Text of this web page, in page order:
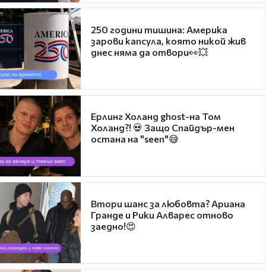
250 години тишина: Америка
зарови капсула, която никой жив
днес няма да отвори👀💥
Ерлинг Холанд ghost-на Том
Холанд?! 💀 Защо Спайдър-мен
остана на "seen"😅
Втори шанс за любовта? Ариана
Гранде и Рики Алварес отново
заедно!😍